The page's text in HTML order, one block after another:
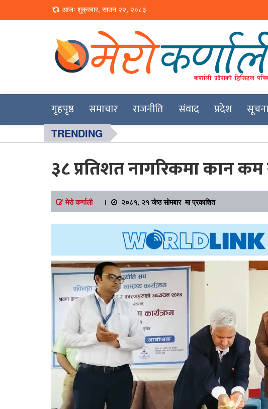
Loading...
आजः शुक्रबार, साउन २२, २०८३
Merokarnali
गृहपृष्ठ समाचार राजनीति संवाद प्रदेश सूचना
TRENDING
३८ प्रतिशत नागरिकमा कान
मेरो कर्णाली। २०८१, २१ जेष्ठ सोमबार मा प्रकाशित